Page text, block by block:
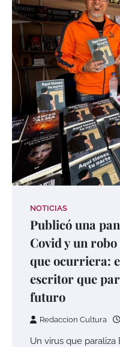
NOTICIAS
Publicó una
Covid y un
que ocurriera:
escritor que
futuro
Redaccion Cultura
Un virus que paraliza